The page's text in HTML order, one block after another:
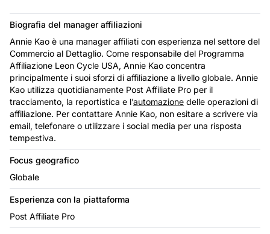
Biografia del manager affiliazioni
Annie Kao è una manager affiliati con esperienza nel settore del
Commercio al Dettaglio. Come responsabile del Programma
Affiliazione Leon Cycle USA, Annie Kao concentra
principalmente i suoi sforzi di affiliazione a livello globale. Annie
Kao utilizza quotidianamente Post Affiliate Pro per il
tracciamento, la reportistica e l’automazione delle operazioni di
affiliazione. Per contattare Annie Kao, non esitare a scrivere via
email, telefonare o utilizzare i social media per una risposta
tempestiva.
Focus geografico
Globale
Esperienza con la piattaforma
Post Affiliate Pro